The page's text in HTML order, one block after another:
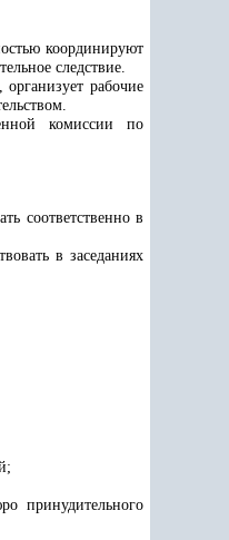
координируют
следствие.
рабочие
комиссии по
соответственно в
в заседаниях
принудительного